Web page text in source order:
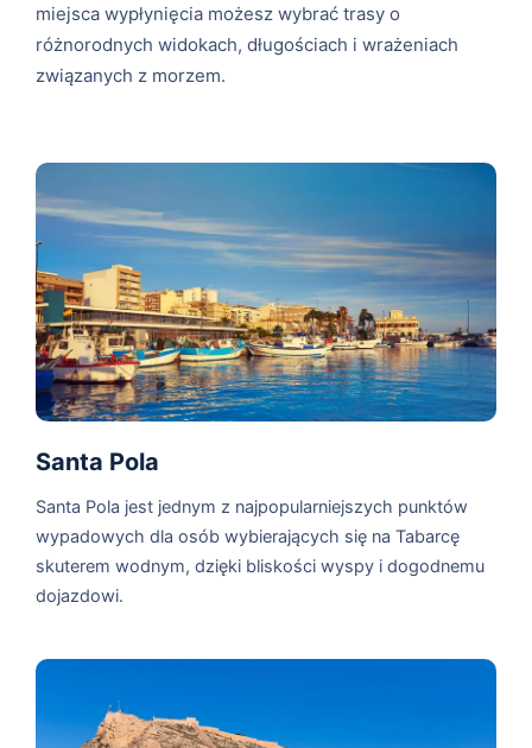
miejsca wypłynięcia możesz wybrać trasy o
różnorodnych widokach, długościach i wrażeniach
związanych z morzem.
Santa Pola
Santa Pola jest jednym z najpopularniejszych punktów
wypadowych dla osób wybierających się na Tabarcę
skuterem wodnym, dzięki bliskości wyspy i dogodnemu
dojazdowi.